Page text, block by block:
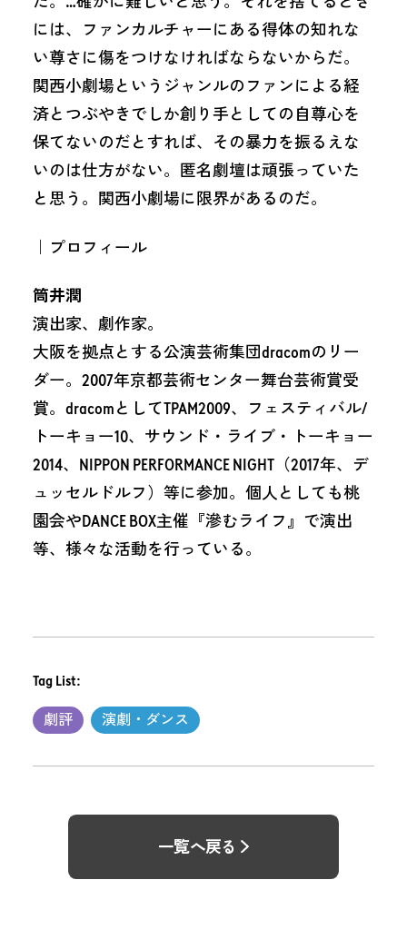
には、ファンカルチャーにある得体の知れな
い尊さに傷をつけなければならないからだ。
関西小劇場というジャンルのファンによる経
済とつぶやきでしか創り手としての自尊心を
保てないのだとすれば、その暴力を振るえな
いのは仕方がない。匿名劇壇は頑張っていた
と思う。関西小劇場に限界があるのだ。
｜プロフィール
筒井潤
演出家、劇作家。
大阪を拠点とする公演芸術集団dracomのリー
ダー。2007年京都芸術センター舞台芸術賞受
賞。dracomとしてTPAM2009、フェスティバル/
トーキョー10、サウンド・ライブ・トーキョー
2014、NIPPON PERFORMANCE NIGHT（2017年、デ
ュッセルドルフ）等に参加。個人としても桃
園会やDANCE BOX主催『滲むライフ』で演出
等、様々な活動を行っている。
Tag List:
劇評 演劇・ダンス
一覧へ戻る